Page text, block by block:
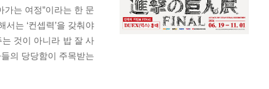
는 여정”이라는 한 문
는 ‘컨셉력’을 갖춰야
것이 아니라 밥 잘 사
의 당당함이 주목받는